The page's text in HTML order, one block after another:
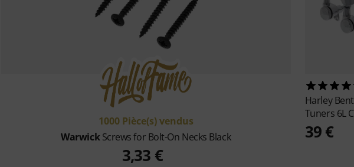
1000 Pièce(s) vendus
WarwickScrews for Bolt-On Necks Black
3,33 €
Harley
Tuners 6L
39 €